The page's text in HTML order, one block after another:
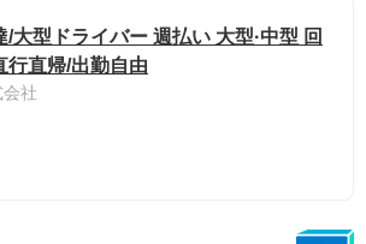
/大型ドライバー 週払い 大型·中型 回
行直帰/出勤自由
社